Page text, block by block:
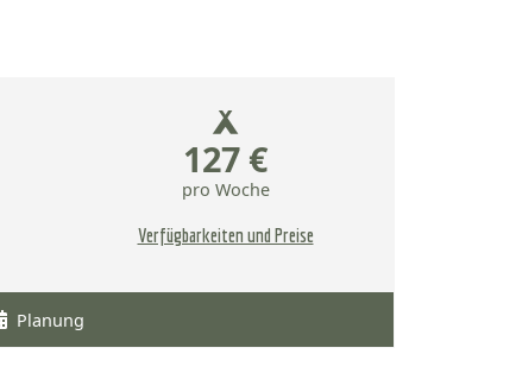
127 €
pro Woche
Verfügbarkeiten und Preise
Planung